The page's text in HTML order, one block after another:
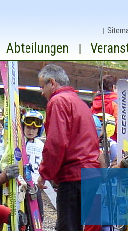
Abteilungen